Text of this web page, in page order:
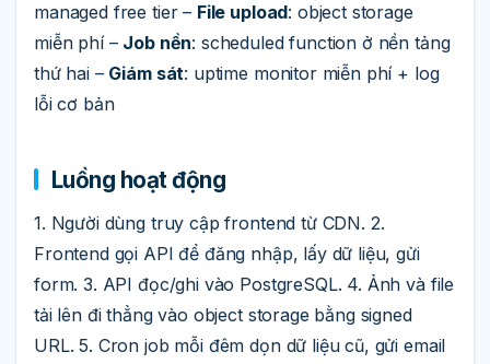
managed free tier – File upload: object storage
miễn phí – Job nền: scheduled function ở nền tảng
thứ hai – Giám sát: uptime monitor miễn phí + log
lỗi cơ bản
Luồng hoạt động
1. Người dùng truy cập frontend từ CDN. 2.
Frontend gọi API để đăng nhập, lấy dữ liệu, gửi
form. 3. API đọc/ghi vào PostgreSQL. 4. Ảnh và file
tải lên đi thẳng vào object storage bằng signed
URL. 5. Cron job mỗi đêm dọn dữ liệu cũ, gửi email